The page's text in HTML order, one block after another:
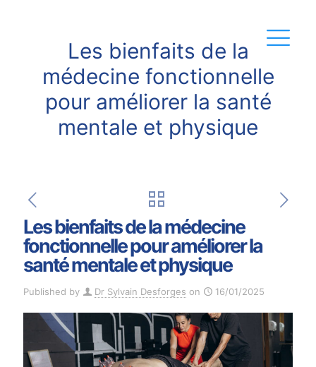
Les bienfaits de la
médecine fonctionnelle
pour améliorer la santé
mentale et physique
Les bienfaits de la médecine
fonctionnelle pour améliorer la
santé mentale et physique
Published by Dr Sylvain Desforges on 16/01/2025